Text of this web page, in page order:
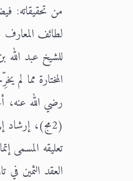
من تحقيقاته: